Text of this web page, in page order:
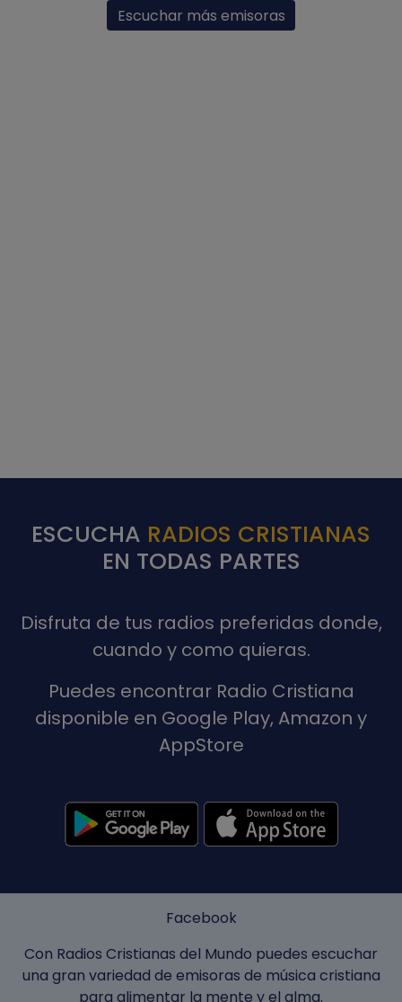
Escuchar más emisoras
ESCUCHA RADIOS CRISTIANAS
EN TODAS PARTES
Disfruta de tus radios preferidas donde,
cuando y como quieras.
Puedes encontrar Radio Cristiana
disponible en Google Play, Amazon y
AppStore
Facebook
Con Radios Cristianas del Mundo puedes escuchar
una gran variedad de emisoras de música cristiana
para alimentar la mente y el alma.